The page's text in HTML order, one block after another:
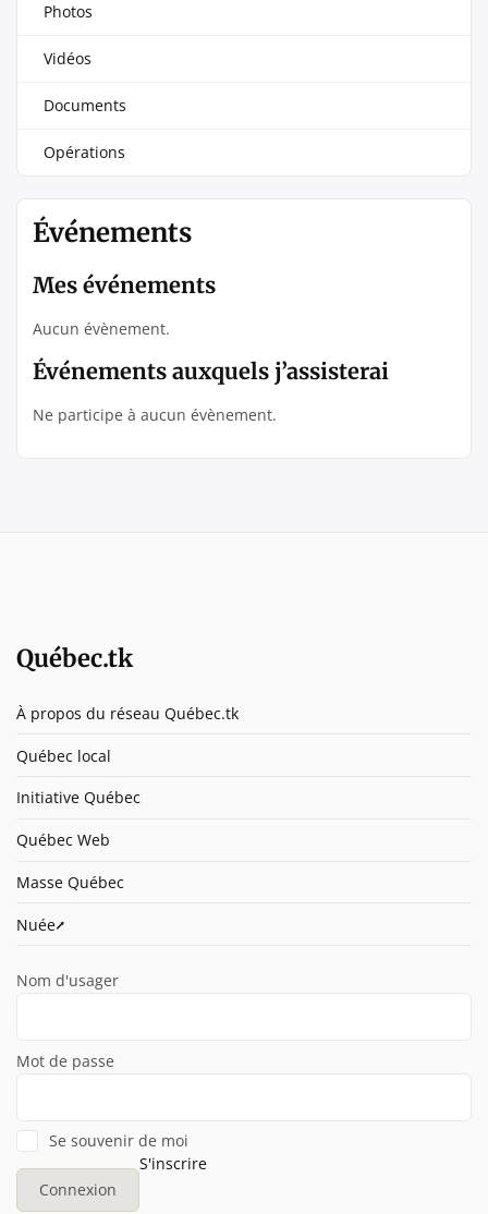
Photos
Vidéos
Documents
Opérations
Événements
Mes événements
Aucun évènement.
Événements auxquels j’assisterai
Ne participe à aucun évènement.
Québec.tk
À propos du réseau Québec.tk
Québec local
Initiative Québec
Québec Web
Masse Québec
Nuée⭧
Nom d'usager
Mot de passe
Se souvenir de moi
S'inscrire